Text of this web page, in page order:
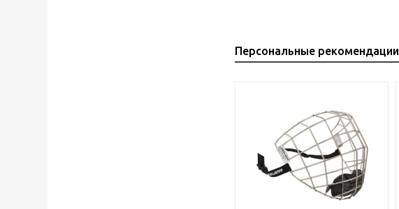
Персональные рекомендации